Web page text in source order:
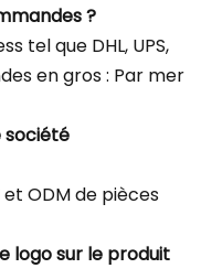
?
tel que DHL, UPS,
en gros : Par mer
société
ODM de pièces
logo sur le produit